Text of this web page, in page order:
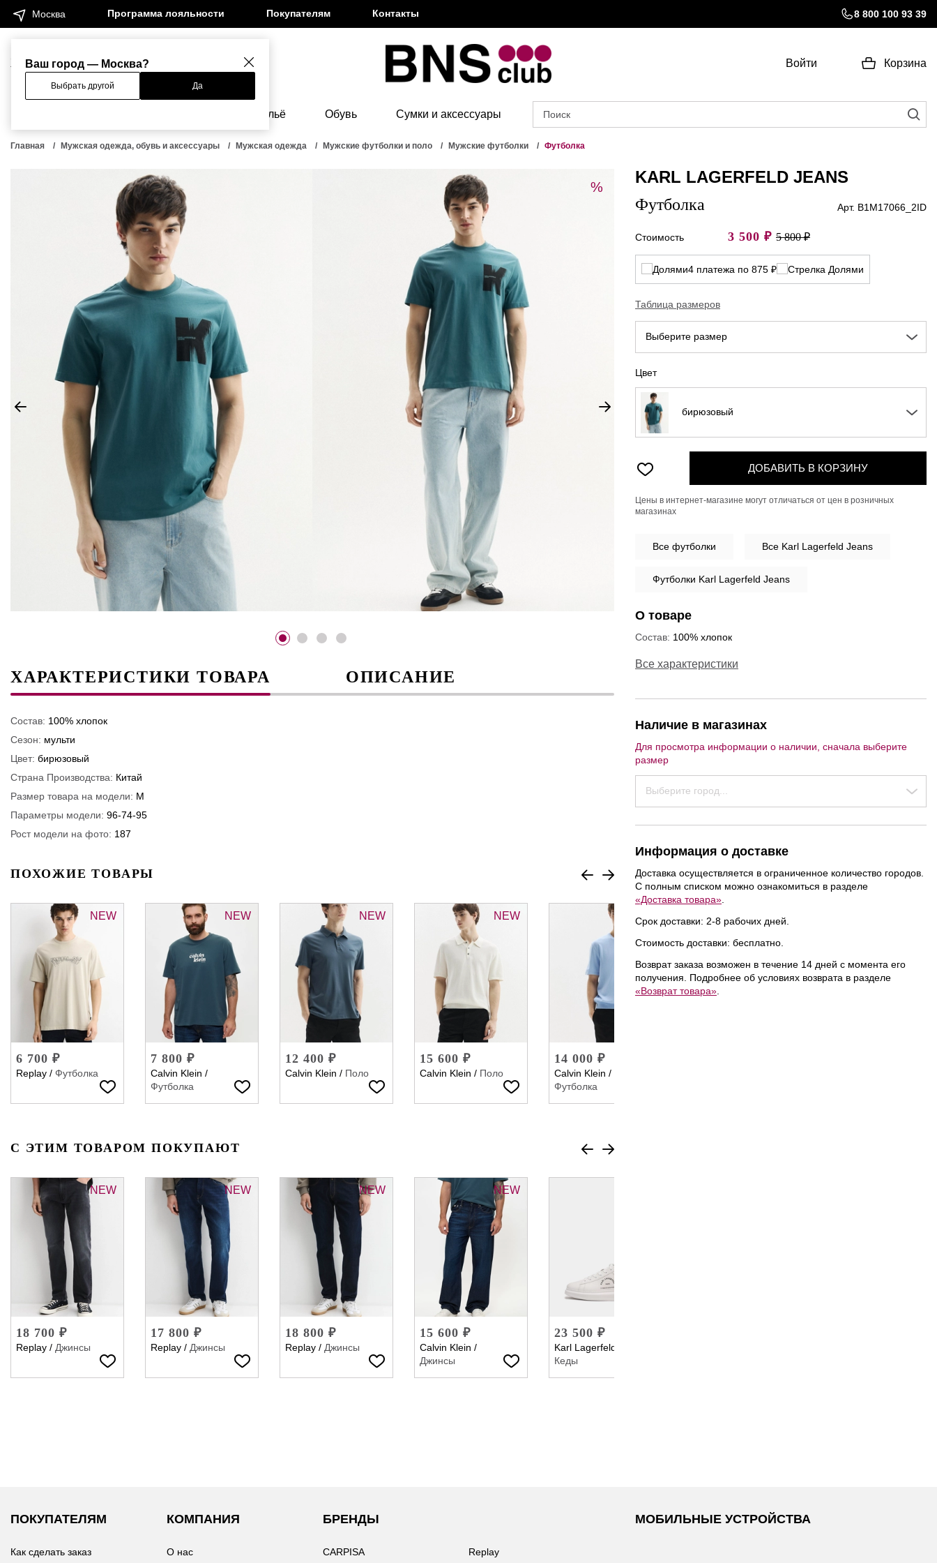
Ваш город — Москва?
Выбрать другой Да
Москва Программа лояльности Покупателям Контакты 8 800 100 93 39
Женщинам Мужчинам Войти Корзина
Бельё Обувь Сумки и аксессуары
Главная Мужская одежда, обувь и аксессуары Мужская одежда Мужские футболки и поло Мужские футболки Футболка
%
ХАРАКТЕРИСТИКИ ТОВАРА ОПИСАНИЕ
Состав: 100% хлопок
Сезон: мульти
Цвет: бирюзовый
Страна Производства: Китай
Размер товара на модели: M
Параметры модели: 96-74-95
Рост модели на фото: 187
ПОХОЖИЕ ТОВАРЫ
NEW
6 700 ₽
Replay / Футболка
NEW
7 800 ₽
Calvin Klein /
Футболка
NEW
12 400 ₽
Calvin Klein / Поло
NEW
15 600 ₽
Calvin Klein / Поло
NEW
14 000 ₽
Calvin Klein /
Футболка
NEW
С ЭТИМ ТОВАРОМ ПОКУПАЮТ
NEW
18 700 ₽
Replay / Джинсы
NEW
17 800 ₽
Replay / Джинсы
NEW
18 800 ₽
Replay / Джинсы
NEW
15 600 ₽
Calvin Klein /
Джинсы
23 500 ₽
Karl Lagerfeld
Кеды
KARL LAGERFELD JEANS
Футболка Арт. B1M17066_2ID
Стоимость 3 500 ₽ 5 800 ₽
4 платежа по 875 ₽
Таблица размеров
Выберите размер
Цвет
бирюзовый
ДОБАВИТЬ В КОРЗИНУ
Цены в интернет-магазине могут отличаться от цен в розничных
магазинах
Все футболки Все Karl Lagerfeld Jeans
Футболки Karl Lagerfeld Jeans
О товаре
Состав: 100% хлопок
Все характеристики
Наличие в магазинах
Для просмотра информации о наличии, сначала выберите
размер
Выберите город...
Информация о доставке
Доставка осуществляется в ограниченное количество городов.
С полным списком можно ознакомиться в разделе
«Доставка товара»
Срок доставки: 2-8 рабочих дней.
Стоимость доставки: бесплатно.
Возврат заказа возможен в течение 14 дней с момента его
получения. Подробнее об условиях возврата в разделе
«Возврат товара»
ПОКУПАТЕЛЯМ
Как сделать заказ
КОМПАНИЯ
О нас
БРЕНДЫ
CARPISA Replay
МОБИЛЬНЫЕ УСТРОЙСТВА